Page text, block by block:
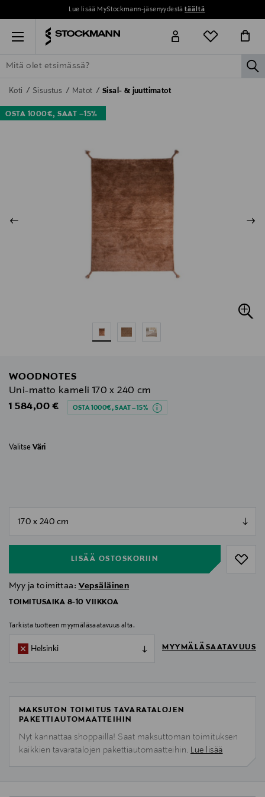
Lue lisää MyStockmann-jäsenyydestätäältä
Menu
ETSI KAIKKI NAISET MIEHET LAPSET
Koti Sisustus Matot Sisal- & juuttimatot
OSTA 1000€, SAAT –15%
WOODNOTES
Uni-matto kameli 170 x 240 cm
Original Price
1 584,00 € OSTA 1000€, SAAT –15%
Valitse Väri
LISÄÄ OSTOSKORIIN
Myy ja toimittaa: Vepsäläinen
TOIMITUSAIKA 8-10 VIIKKOA
Tarkista tuotteen myymäläsaatavuus alta.
Helsinki MYYMÄLÄSAATAVUUS
MAKSUTON TOIMITUS TAVARATALOJEN
PAKETTIAUTOMAATTEIHIN
Nyt kannattaa shoppailla! Saat maksuttoman toimituksen
kaikkien tavaratalojen pakettiautomaatteihin. Lue lisää